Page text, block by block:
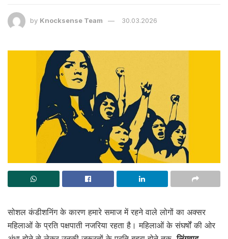
by Knocksense Team 30.03.2026
सोशल कंडीशनिंग के कारण हमारे समाज में रहने वाले लोगों का अक्सर
महिलाओं के प्रति पक्षपाती नजरिया रहता है। महिलाओं के संघर्षों की ओर